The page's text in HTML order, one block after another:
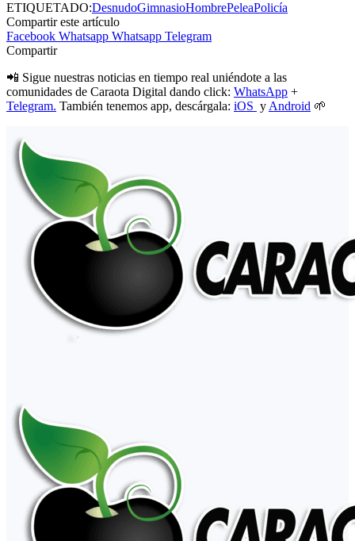
ETIQUETADO:DesnudoGimnasioHombrePeleaPolicía
Compartir este artículo
Facebook Whatsapp Whatsapp Telegram
Compartir
📲 Sigue nuestras noticias en tiempo real uniéndote a las
comunidades de Caraota Digital dando click: WhatsApp +
Telegram. También tenemos app, descárgala: iOS y Android 🌱